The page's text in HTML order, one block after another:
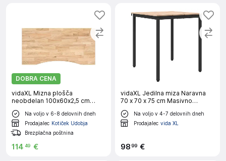
DOBRA CENA
vidaXL Mizna plošča
neobdelan 100x60x2,5 cm
trdna hrastovina
Na voljo v 6-8 delovnih dneh
Prodajalec Kotiček Udobja
Brezplačna poštnina
114 49 €
vidaXL Jedilna miza Naravna
70 x 70 x 75 cm Masivno
borovo les
Na voljo v 4-7 delovnih dneh
Prodajalec vida XL
9899 €